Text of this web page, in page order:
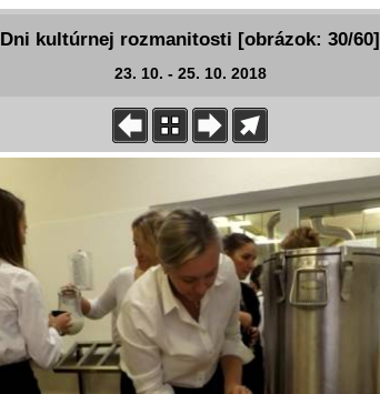
Dni kultúrnej rozmanitosti [obrázok: 30/60]
23. 10. - 25. 10. 2018